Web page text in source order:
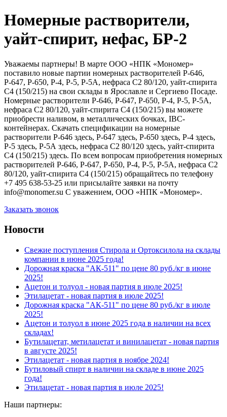
Номерные растворители,
уайт-спирит, нефас, БР-2
Уважаемы партнеры! В марте ООО «НПК «Мономер»
поставило новые партии номерных растворителей Р-646,
Р-647, Р-650, Р-4, Р-5, Р-5А, нефраса С2 80/120, уайт-спирита
С4 (150/215) на свои склады в Ярославле и Сергиево Посаде.
Номерные растворители Р-646, Р-647, Р-650, Р-4, Р-5, Р-5А,
нефраса С2 80/120, уайт-спирита С4 (150/215) вы можете
приобрести наливом, в металлических бочках, IBC-
контейнерах. Скачать спецификации на номерные
растворители Р-646 здесь, Р-647 здесь, Р-650 здесь, Р-4 здесь,
Р-5 здесь, Р-5А здесь, нефраса С2 80/120 здесь, уайт-спирита
С4 (150/215) здесь. По всем вопросам приобретения номерных
растворителей Р-646, Р-647, Р-650, Р-4, Р-5, Р-5А, нефраса С2
80/120, уайт-спирита С4 (150/215) обращайтесь по телефону
+7 495 638-53-25 или присылайте заявки на почту
info@monomer.su С уважением, ООО «НПК «Мономер».
Заказать звонок
Новости
Свежие поступления Стирола и Ортоксилола на склады
компании в июне 2025 года!
Дорожная краска "АК-511" по цене 80 руб./кг в июне
2025!
Ацетон и толуол - новая партия в июле 2025!
Этилацетат - новая партия в июле 2025!
Дорожная краска "АК-511" по цене 80 руб./кг в июле
2025!
Ацетон и толуол в июне 2025 года в наличии на всех
складах!
Бутилацетат, метилацетат и винилацетат - новая партия
в августе 2025!
Этилацетат - новая партия в ноябре 2024!
Бутиловый спирт в наличии на складе в июне 2025
года!
Этилацетат - новая партия в июле 2025!
Наши партнеры: